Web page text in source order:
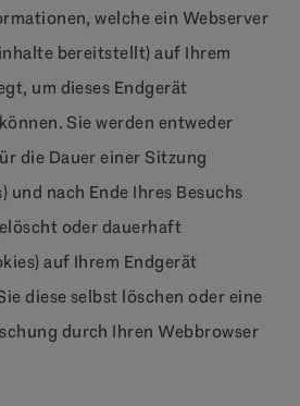
welche ein Webserver
bereitstellt) auf Ihrem
um dieses Endgerät
Sie werden entweder
die Dauer einer Sitzung
und nach Ende Ihres Besuchs
oder dauerhaft
auf Ihrem Endgerät
diese selbst löschen oder eine
durch Ihren Webbrowser